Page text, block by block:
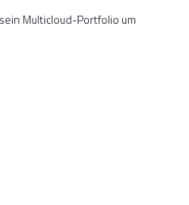
Multicloud-Portfolio um